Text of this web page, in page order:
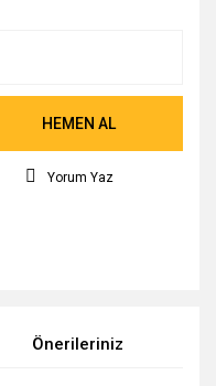
HEMEN AL
Yorum Yaz
Önerileriniz